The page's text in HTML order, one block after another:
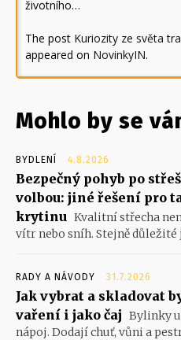
životního…
The post Kuriozity ze světa
appeared on NovinkyIN.
Mohlo by se
BYDLENÍ 4.8.2026
Bezpečný pohyb po
volbou: jiné řešení pro
krytinu Kvalitní střecha
vítr nebo sníh. Stejně důležité
RADY A NÁVODY 31.7.2026
Jak vybrat a skladovat
vaření i jako čaj Bylinky
nápoj. Dodají chuť, vůni a